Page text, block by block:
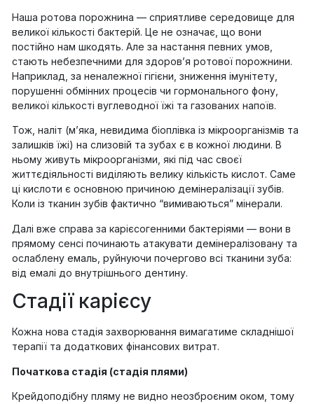
Наша ротова порожнина — сприятливе середовище для
великої кількості бактерій. Це не означає, що вони
постійно нам шкодять. Але за настання певних умов,
стають небезпечними для здоров’я ротової порожнини.
Наприклад, за неналежної гігієни, зниження імунітету,
порушенні обмінних процесів чи гормонального фону,
великої кількості вуглеводної їжі та газованих напоїв.
Тож, наліт (м’яка, невидима біоплівка із мікроорганізмів та
залишків їжі) на слизовій та зубах є в кожної людини. В
ньому живуть мікроорганізми, які під час своєї
життєдіяльності виділяють велику кількість кислот. Саме
ці кислоти є основною причиною демінералізації зубів.
Коли із тканин зубів фактично “вимиваються” мінерали.
Далі вже справа за карієсогенними бактеріями — вони в
прямому сенсі починають атакувати демінералізовану та
ослаблену емаль, руйнуючи почергово всі тканини зуба:
від емалі до внутрішнього дентину.
Стадії карієсу
Кожна нова стадія захворювання вимагатиме складнішої
терапії та додаткових фінансових витрат.
Початкова стадія (стадія плями)
Крейдоподібну пляму не видно неозброєним оком, тому